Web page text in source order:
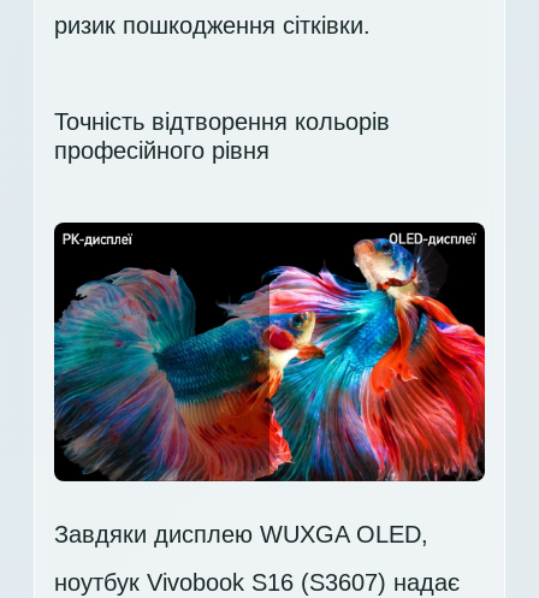
ризик пошкодження сітківки.
Точність відтворення кольорів
професійного рівня
Завдяки дисплею WUXGA OLED,
ноутбук Vivobook S16 (S3607) надає